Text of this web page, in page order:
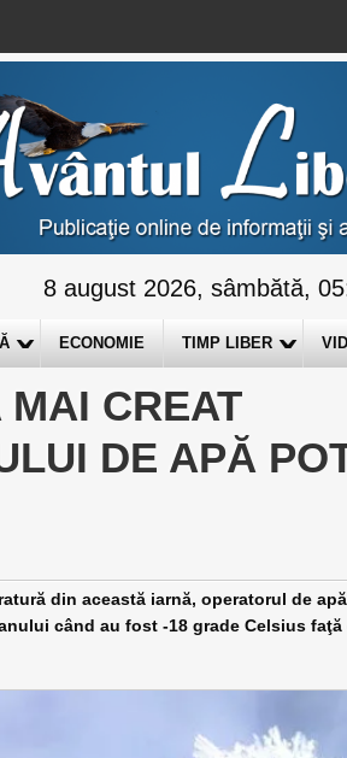
8 august 2026, sâmbătă,
ECONOMIE TIMP LIBER
CREAT
DE APĂ
din această iarnă, operatorul de
când au fost -18 grade Celsius faţă